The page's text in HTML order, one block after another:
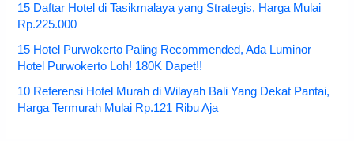
15 Daftar Hotel di Tasikmalaya yang Strategis, Harga Mulai
Rp.225.000
15 Hotel Purwokerto Paling Recommended, Ada Luminor
Hotel Purwokerto Loh! 180K Dapet!!
10 Referensi Hotel Murah di Wilayah Bali Yang Dekat Pantai,
Harga Termurah Mulai Rp.121 Ribu Aja